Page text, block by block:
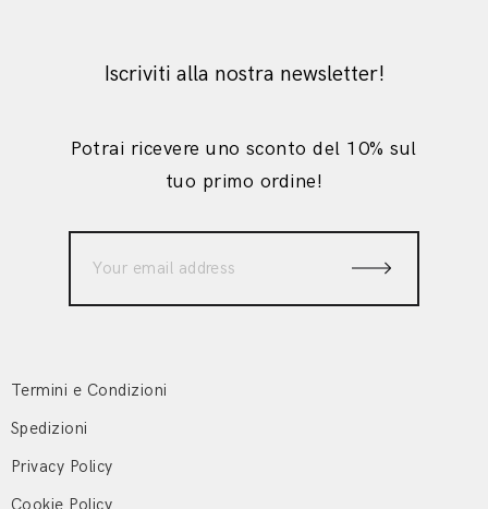
Iscriviti alla nostra newsletter!
Potrai ricevere uno sconto del 10% sul
tuo primo ordine!
Termini e Condizioni
Spedizioni
Privacy Policy
Cookie Policy